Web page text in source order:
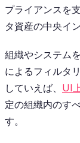
プライアンスを
タ資産の中央イ
組織やシステム
によるフィルタ
していえば、 UI
定の組織内のす
す。